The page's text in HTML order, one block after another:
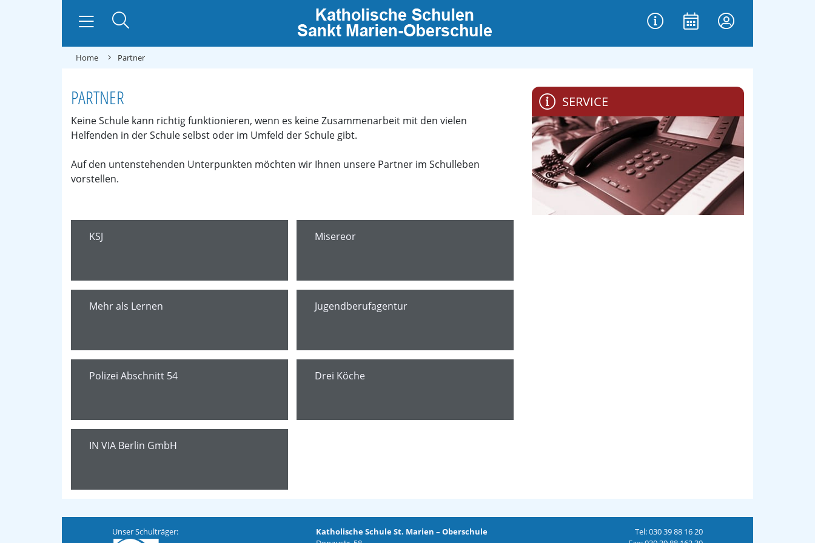
Home Partner
PARTNER
Keine Schule kann richtig funktionieren, wenn es keine Zusammenarbeit mit den vielen
Helfenden in der Schule selbst oder im Umfeld der Schule gibt.
Auf den untenstehenden Unterpunkten möchten wir Ihnen unsere Partner im Schulleben
vorstellen.
KSJ Misereor
Mehr als Lernen Jugendberufagentur
Polizei Abschnitt 54 Drei Köche
IN VIA Berlin GmbH
SERVICE
Unser Schulträger:
Katholische Schule St. Marien – Oberschule
Tel: 030 39 88 16 20